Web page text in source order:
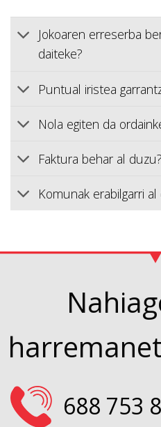
Jokoaren erreserba
daiteke?
Puntual iristea
Nola egiten da
Faktura behar al duzu?
Komunak erabilgarri
688 753